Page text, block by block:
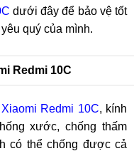
dưới đây để bảo vệ tốt
quý của mình.
Redmi 10C
Redmi 10C, kính
xước, chống thấm
có thể chống được cả